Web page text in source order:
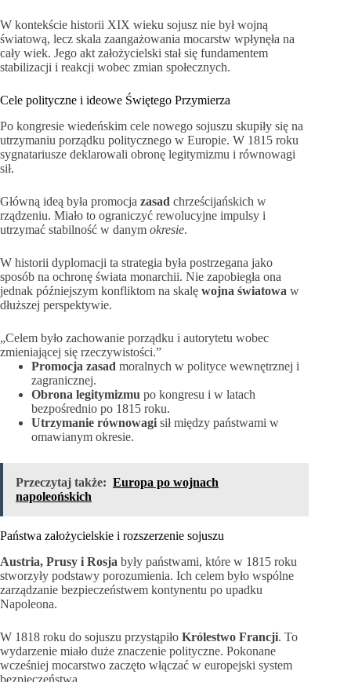
W kontekście historii XIX wieku sojusz nie był wojną
światową, lecz skala zaangażowania mocarstw wpłynęła na
cały wiek. Jego akt założycielski stał się fundamentem
stabilizacji i reakcji wobec zmian społecznych.
Cele polityczne i ideowe Świętego Przymierza
Po kongresie wiedeńskim cele nowego sojuszu skupiły się na
utrzymaniu porządku politycznego w Europie. W 1815 roku
sygnatariusze deklarowali obronę legitymizmu i równowagi
sił.
Główną ideą była promocja zasad chrześcijańskich w
rządzeniu. Miało to ograniczyć rewolucyjne impulsy i
utrzymać stabilność w danym okresie.
W historii dyplomacji ta strategia była postrzegana jako
sposób na ochronę świata monarchii. Nie zapobiegła ona
jednak późniejszym konfliktom na skalę wojna światowa w
dłuższej perspektywie.
„Celem było zachowanie porządku i autorytetu wobec
zmieniającej się rzeczywistości.”
Promocja zasad moralnych w polityce wewnętrznej i
zagranicznej.
Obrona legitymizmu po kongresu i w latach
bezpośrednio po 1815 roku.
Utrzymanie równowagi sił między państwami w
omawianym okresie.
Przeczytaj także: Europa po wojnach
napoleońskich
Państwa założycielskie i rozszerzenie sojuszu
Austria, Prusy i Rosja były państwami, które w 1815 roku
stworzyły podstawy porozumienia. Ich celem było wspólne
zarządzanie bezpieczeństwem kontynentu po upadku
Napoleona.
W 1818 roku do sojuszu przystąpiło Królestwo Francji. To
wydarzenie miało duże znaczenie polityczne. Pokonane
wcześniej mocarstwo zaczęto włączać w europejski system
bezpieczeństwa.